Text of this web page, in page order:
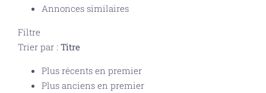
Annonces similaires
Filtre
Trier par : Titre
Plus récents en premier
Plus anciens en premier